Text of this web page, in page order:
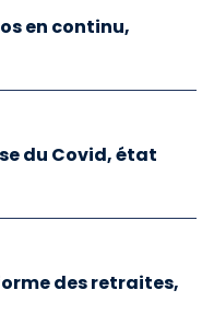
en continu,
du Covid, état
des retraites,